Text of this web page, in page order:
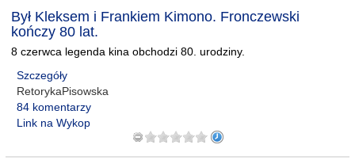
Był Kleksem i Frankiem Kimono. Fronczewski
kończy 80 lat.
8 czerwca legenda kina obchodzi 80. urodziny.
Szczegóły
RetorykaPisowska
84 komentarzy
Link na Wykop